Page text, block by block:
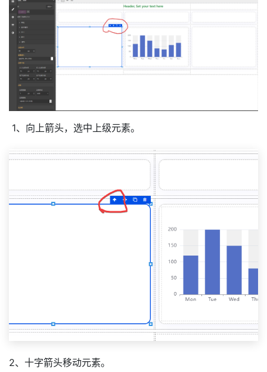
1、向上箭头，选中上级元素。
2、十字箭头移动元素。